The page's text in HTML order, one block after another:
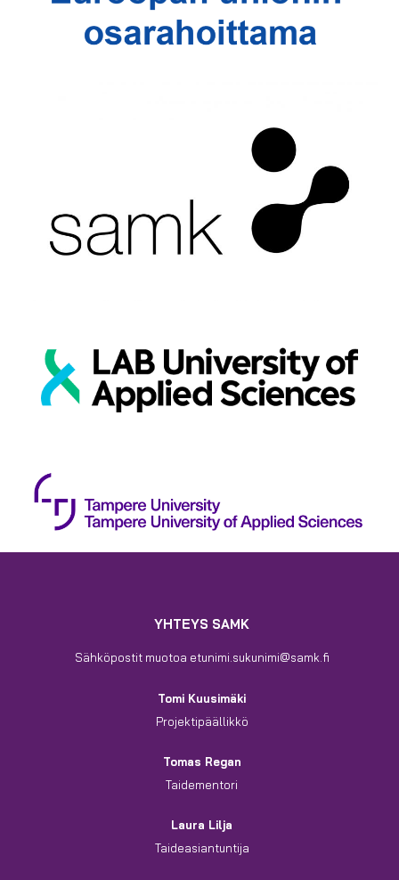
YHTEYS SAMK
Sähköpostit muotoa etunimi.sukunimi@samk.fi
Tomi Kuusimäki
Projektipäällikkö
Tomas Regan
Taidementori
Laura Lilja
Taideasiantuntija